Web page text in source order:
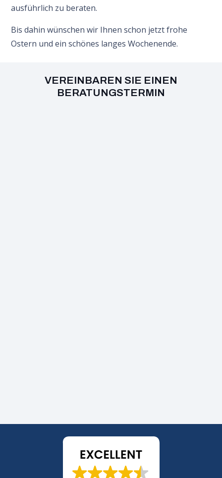
ausführlich zu beraten.
Bis dahin wünschen wir Ihnen schon jetzt frohe
Ostern und ein schönes langes Wochenende.
VEREINBAREN SIE EINEN
BERATUNGSTERMIN